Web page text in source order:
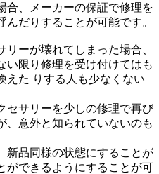
合、メーカーの保証で修理を
だりすることが可能です。
ーが壊れてしまった場合、
い限り修理を受け付けてはも
えた りする人も少なくない
セサリーを少しの修理で再び
、意外と知られていないのも
新品同様の状態にすることが
ができるようにすることが可